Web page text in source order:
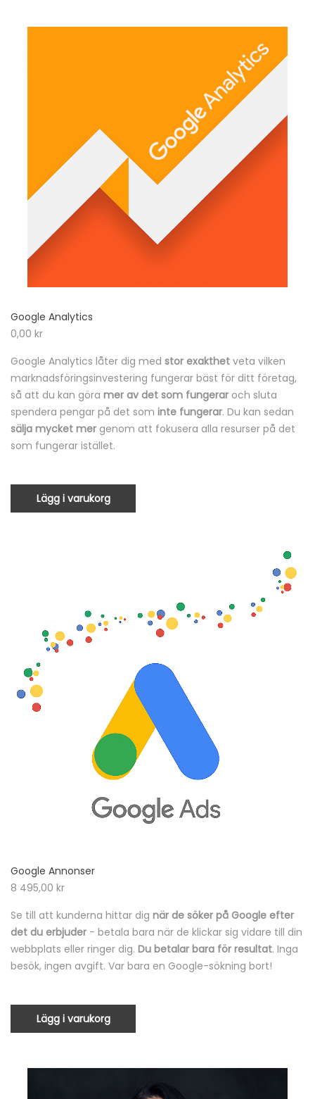
Google Analytics
0,00 kr
Google Analytics låter dig med stor exakthet veta vilken
marknadsföringsinvestering fungerar bäst för ditt företag,
så att du kan göra mer av det som fungerar och sluta
spendera pengar på det som inte fungerar. Du kan sedan
sälja mycket mer genom att fokusera alla resurser på det
som fungerar istället.
Lägg i varukorg
Google Annonser
8 495,00 kr
Se till att kunderna hittar dig när de söker på Google efter
det du erbjuder - betala bara när de klickar sig vidare till din
webbplats eller ringer dig. Du betalar bara för resultat. Inga
besök, ingen avgift. Var bara en Google-sökning bort!
Lägg i varukorg